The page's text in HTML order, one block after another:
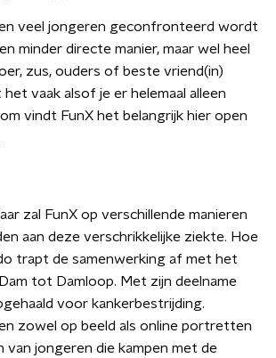
veel jongeren geconfronteerd wordt
minder directe manier, maar wel heel
zus, ouders of beste vriend(in)
vaak alsof je er helemaal alleen
vindt FunX het belangrijk hier open
zal FunX op verschillende manieren
aan deze verschrikkelijke ziekte. Hoe
trapt de samenwerking af met het
tot Damloop. Met zijn deelname
voor kankerbestrijding.
zowel op beeld als online portretten
van jongeren die kampen met de